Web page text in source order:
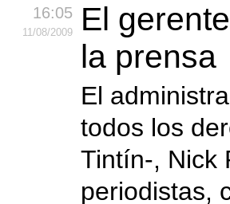
16:05
11/08/2009
El
la prensa
El
todos los
Tintín-, Nick
periodistas,